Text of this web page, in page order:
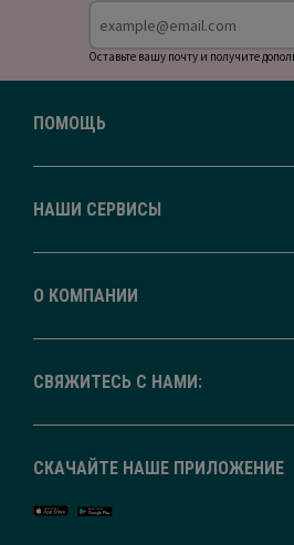
Оставьте вашу почту и получите
ПОМОЩЬ
НАШИ СЕРВИСЫ
О КОМПАНИИ
СВЯЖИТЕСЬ С НАМИ:
СКАЧАЙТЕ НАШЕ ПРИЛОЖЕНИЕ